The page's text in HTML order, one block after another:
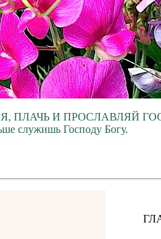
ПЛАЧЬ И ПРОСЛАВЛЯЙ
служишь Господу Богу.